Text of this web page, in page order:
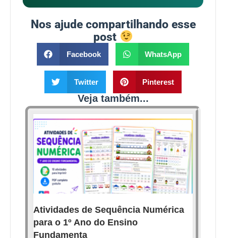
Nos ajude compartilhando esse
post
Facebook WhatsApp
Twitter Pinterest
Veja também...
Atividades de Sequência Numérica
para o 1º Ano do Ensino
Fundamenta